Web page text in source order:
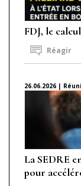
FDJ, le
Réagir
26.06.2026 |
La SEDRE
pour